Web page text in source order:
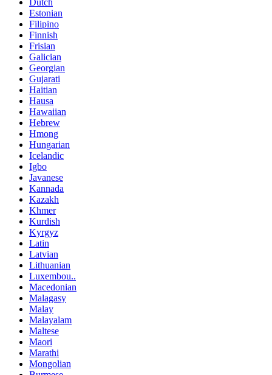
Dutch
Estonian
Filipino
Finnish
Frisian
Galician
Georgian
Gujarati
Haitian
Hausa
Hawaiian
Hebrew
Hmong
Hungarian
Icelandic
Igbo
Javanese
Kannada
Kazakh
Khmer
Kurdish
Kyrgyz
Latin
Latvian
Lithuanian
Luxembou..
Macedonian
Malagasy
Malay
Malayalam
Maltese
Maori
Marathi
Mongolian